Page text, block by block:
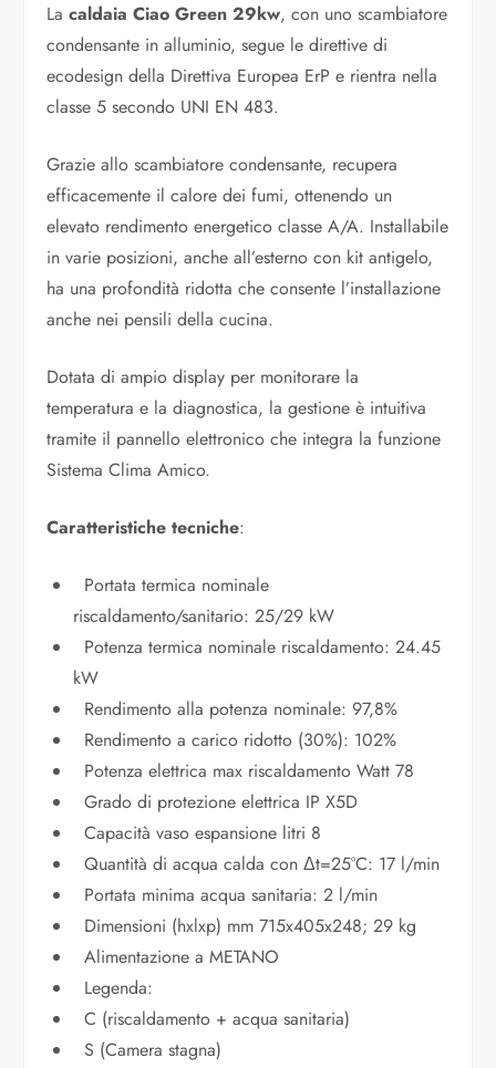
Lacaldaia Ciao Green 29kw, con uno scambiatore
condensante in alluminio, segue le direttive di
ecodesign della Direttiva Europea ErP e rientra nella
classe 5 secondo UNI EN 483.
Grazie allo scambiatore condensante, recupera
efficacemente il calore dei fumi, ottenendo un
elevato rendimento energetico classe A/A. Installabile
in varie posizioni, anche all’esterno con kit antigelo,
ha una profondità ridotta che consente l’installazione
anche nei pensili della cucina.
Dotata di ampio display per monitorare la
temperatura e la diagnostica, la gestione è intuitiva
tramite il pannello elettronico che integra la funzione
Sistema Clima Amico.
Caratteristiche tecniche:
Portata termica nominale
riscaldamento/sanitario: 25/29 kW
Potenza termica nominale riscaldamento: 24.45
kW
Rendimento alla potenza nominale: 97,8%
Rendimento a carico ridotto (30%): 102%
Potenza elettrica max riscaldamento Watt 78
Grado di protezione elettrica IP X5D
Capacità vaso espansione litri 8
Quantità di acqua calda con Δt=25°C: 17 l/min
Portata minima acqua sanitaria: 2 l/min
Dimensioni (hxlxp) mm 715x405x248; 29 kg
Alimentazione a METANO
Legenda:
C (riscaldamento + acqua sanitaria)
S (Camera stagna)